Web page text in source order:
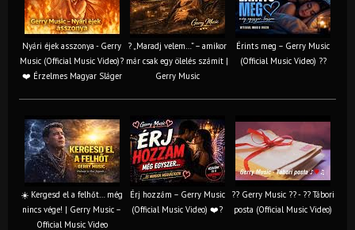
Nyári éjek asszonya - Gerry
Music (Official Music Video)?
❤️ Érzelmes Magyar Sláger
? „Maradj velem…” – amikor
már csak egy ölelés számít |
Gerry Music
Érints meg – Gerry Music
(Official Music Video) ??
☀️ Kergesd el a felhőt… még
nincs vége! | Gerry Music –
Official Music Video
Érj hozzám – Gerry Music
(Official Music Video) ❤️?
?? Gerry Music ?? - ?? Tábori
posta (Official Music Video)